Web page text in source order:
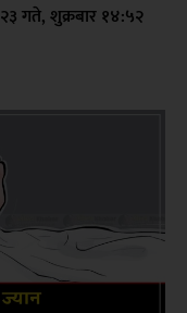
गते, शुक्रबार १४:५२